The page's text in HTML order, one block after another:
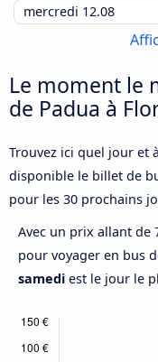
mercredi 12.08
Le moment le
de Padua à
Trouvez ici quel jour et
disponible le billet de
pour les 30 prochains
Avec un prix allant de
pour voyager en bus
samedi est le jour le